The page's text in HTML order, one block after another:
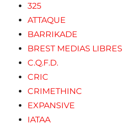
325
ATTAQUE
BARRIKADE
BREST MEDIAS LIBRES
C.Q.F.D.
CRIC
CRIMETHINC
EXPANSIVE
IATAA